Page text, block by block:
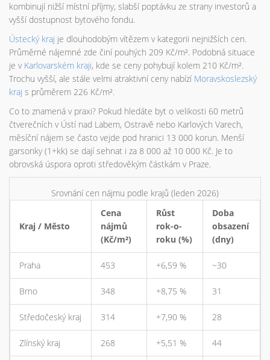
kombinují nižší místní příjmy, slabší poptávku ze strany investorů a
vyšší dostupnost bytového fondu.
Ústecký kraj je dlouhodobým vítězem v kategorii nejnižších cen.
Průměrné nájemné zde činí pouhých 209 Kč/m². Podobná situace
je v Karlovarském kraji, kde se ceny pohybují kolem 210 Kč/m².
Trochu vyšší, ale stále velmi atraktivní ceny nabízí Moravskoslezský
kraj s průměrem 226 Kč/m².
Co to znamená v praxi? Pokud hledáte byt o velikosti 60 metrů
čtverečních v Ústí nad Labem, Ostravě nebo Karlových Varech,
měsíční nájem se často vejde pod hranici 13 000 korun. Menší
garsonky (1+kk) se dají sehnat i za 8 000 až 10 000 Kč. Je to
obrovská úspora oproti středověkým částkám v Praze.
Srovnání cen nájmu podle krajů (leden 2026)
Kraj / Město
Cena
nájmů
(Kč/m²)
Růst
rok-o-
roku (%)
Doba
obsazení
(dny)
Praha 453 +6,59 % ~30
Brno 348 +8,75 % 31
Středočeský kraj 314 +7,90 % 28
Zlínský kraj 268 +5,51 % 44